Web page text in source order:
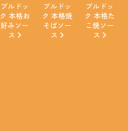
ブルドッ
ク 本格お
好みソー
ス
ブルドッ
ク 本格焼
そばソー
ス
ブルドッ
ク 本格た
こ焼ソー
ス